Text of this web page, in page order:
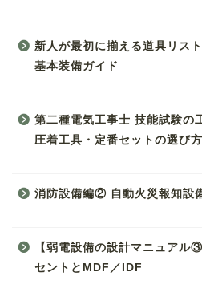
新人が最初に揃える道具リス
基本装備ガイド
第二種電気工事士 技能試験の
圧着工具・定番セットの選び方
消防設備編② 自動火災報知設
【弱電設備の設計マニュア
セントとMDF／IDF